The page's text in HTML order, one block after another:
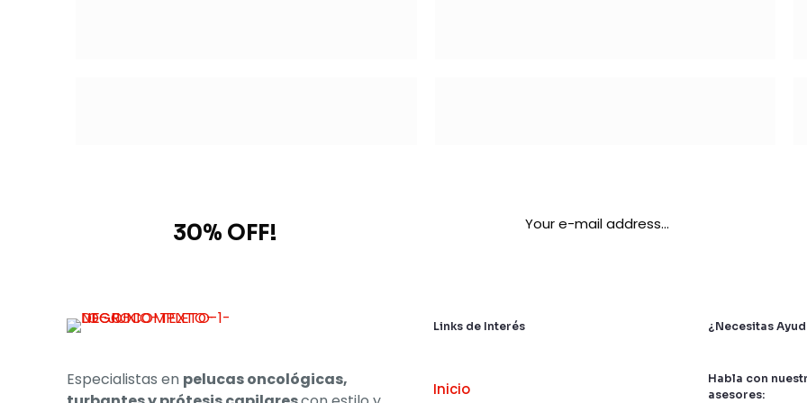
30% OFF!
Especialistas en pelucas oncológicas,
Links de Interés
Inicio
¿Necesitas
Habla con
asesores: